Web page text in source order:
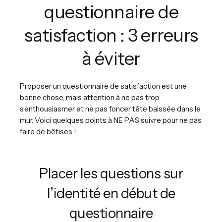
questionnaire de
satisfaction : 3 erreurs
à éviter
Proposer un questionnaire de satisfaction est une
bonne chose, mais attention à ne pas trop
s’enthousiasmer et ne pas foncer tête baissée dans le
mur. Voici quelques points à NE PAS suivre pour ne pas
faire de bêtises !
Placer les questions sur
l’identité en début de
questionnaire